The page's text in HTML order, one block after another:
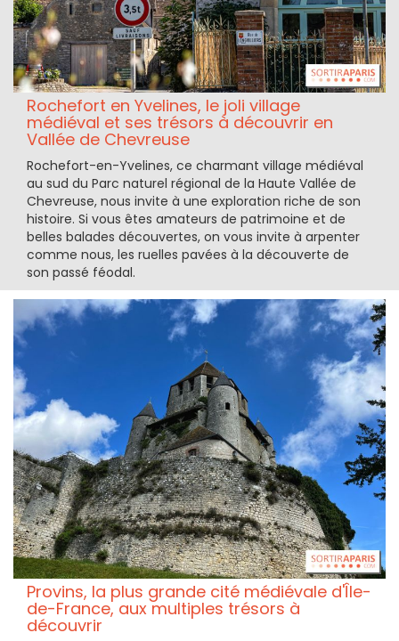
Rochefort en Yvelines, le joli village
médiéval et ses trésors à découvrir en
Vallée de Chevreuse
Rochefort-en-Yvelines, ce charmant village médiéval
au sud du Parc naturel régional de la Haute Vallée de
Chevreuse, nous invite à une exploration riche de son
histoire. Si vous êtes amateurs de patrimoine et de
belles balades découvertes, on vous invite à arpenter
comme nous, les ruelles pavées à la découverte de
son passé féodal.
Provins, la plus grande cité médiévale d'Île-
de-France, aux multiples trésors à
découvrir